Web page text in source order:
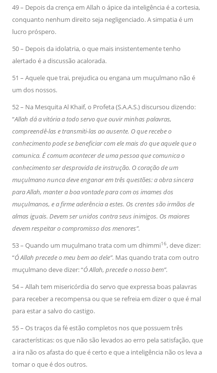
49 – Depois da crença em Allah o ápice da inteligência é a cortesia,
conquanto nenhum direito seja negligenciado. A simpatia é um
lucro próspero.
50 – Depois da idolatria, o que mais insistentemente tenho
alertado é a discussão acalorada.
51 – Aquele que trai, prejudica ou engana um muçulmano não é
um dos nossos.
52 – Na Mesquita Al Khaif, o Profeta (S.A.A.S.) discursou dizendo:
“Allah dá a vitória a todo servo que ouvir minhas palavras,
compreendê-las e transmiti-las ao ausente. O que recebe o
conhecimento pode se beneficiar com ele mais do que aquele que o
comunica. É comum acontecer de uma pessoa que comunica o
conhecimento ser desprovida de instrução. O coração de um
muçulmano nunca deve enganar em três questões: a obra sincera
para Allah, manter a boa vontade para com os imames dos
muçulmanos, e a firme aderência a estes. Os crentes são irmãos de
almas iguais. Devem ser unidos contra seus inimigos. Os maiores
devem respeitar o compromisso dos menores”.
53 – Quando um muçulmano trata com um dhimmi16, deve dizer:
“Ó Allah precede o meu bem ao dele”. Mas quando trata com outro
muçulmano deve dizer: “Ó Allah, precede o nosso bem”.
54 – Allah tem misericórdia do servo que expressa boas palavras
para receber a recompensa ou que se refreia em dizer o que é mal
para estar a salvo do castigo.
55 – Os traços da fé estão completos nos que possuem três
características: os que não são levados ao erro pela satisfação, que
a ira não os afasta do que é certo e que a inteligência não os leva a
tomar o que é dos outros.